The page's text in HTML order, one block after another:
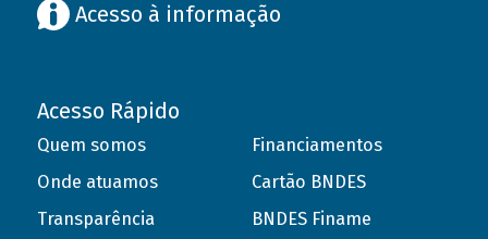
Acesso à informação
Acesso Rápido
Quem somos
Onde atuamos
Transparência
Financiamentos
Cartão BNDES
BNDES Finame